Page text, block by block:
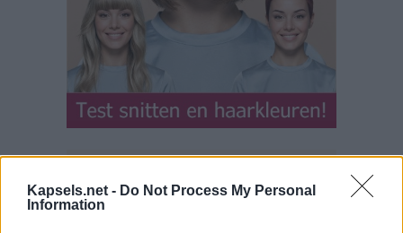
Kapsels.net - Do Not Process My Personal
Information